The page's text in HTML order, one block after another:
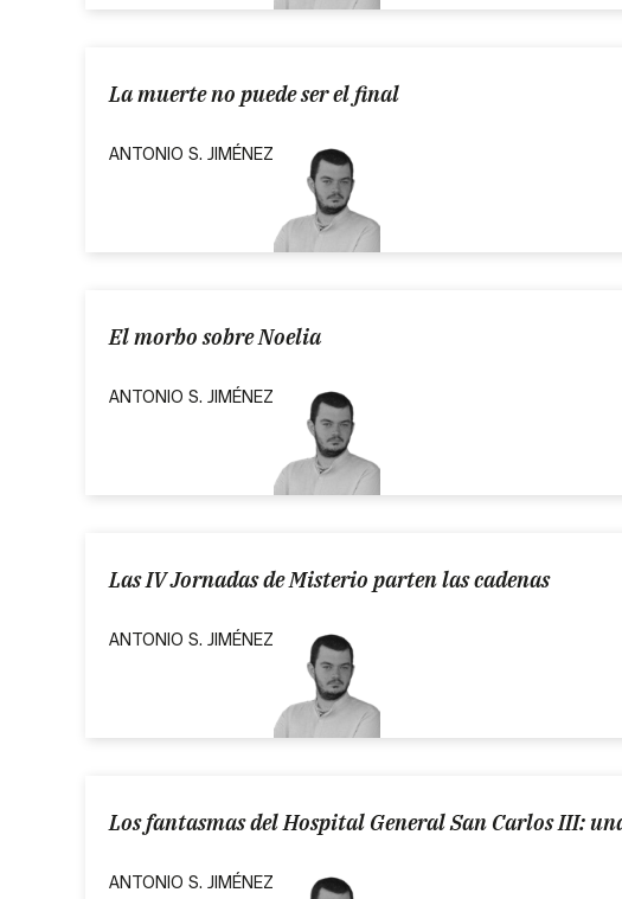
La muerte no puede ser el final
ANTONIO S. JIMÉNEZ
El morbo sobre Noelia
ANTONIO S. JIMÉNEZ
Las IV Jornadas de Misterio parten las cadenas
ANTONIO S. JIMÉNEZ
Los fantasmas del Hospital General San Carlos III:
ANTONIO S. JIMÉNEZ